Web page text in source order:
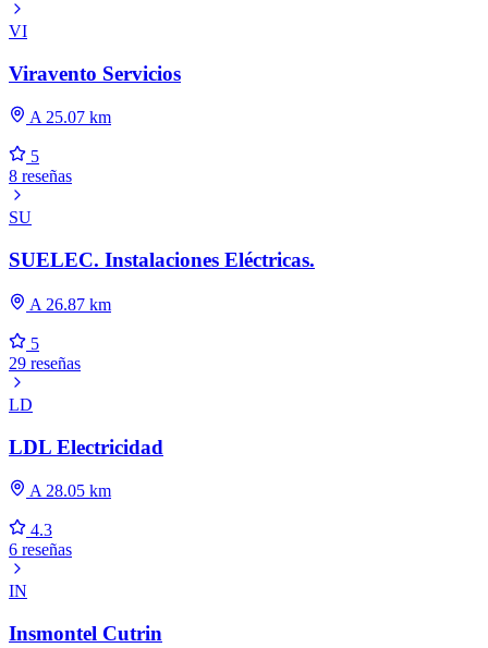
VI
Viravento Servicios
A 25.07 km
5
8 reseñas
SU
SUELEC. Instalaciones Eléctricas.
A 26.87 km
5
29 reseñas
LD
LDL Electricidad
A 28.05 km
4.3
6 reseñas
IN
Insmontel Cutrin